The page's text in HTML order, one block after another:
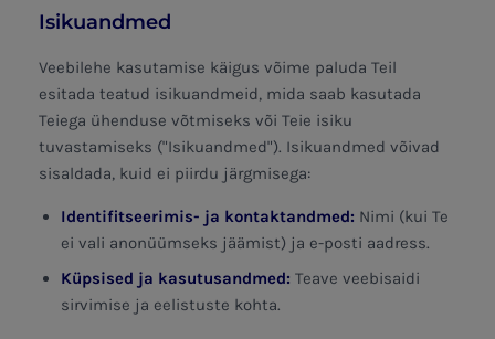
Isikuandmed
Veebilehe kasutamise käigus võime paluda Teil
esitada teatud isikuandmeid, mida saab kasutada
Teiega ühenduse võtmiseks või Teie isiku
tuvastamiseks ("Isikuandmed"). Isikuandmed võivad
sisaldada, kuid ei piirdu järgmisega:
Identifitseerimis- ja kontaktandmed: Nimi (kui Te
ei vali anonüümseks jäämist) ja e-posti aadress.
Küpsised ja kasutusandmed: Teave veebisaidi
sirvimise ja eelistuste kohta.